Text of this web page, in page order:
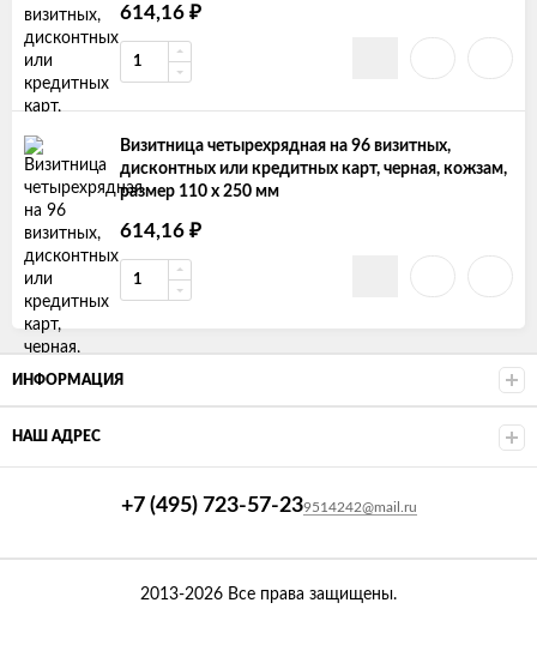
614,16 ₽
Визитница четырехрядная на 96 визитных,
дисконтных или кредитных карт, черная, кожзам,
размер 110 х 250 мм
614,16 ₽
ИНФОРМАЦИЯ
НАШ АДРЕС
+7 (495) 723-57-239514242@mail.ru
2013-2026 Все права защищены.